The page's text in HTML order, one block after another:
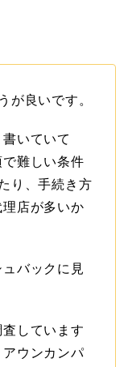
が良いです。
いていて
難しい条件
り、手続き方
店が多いか
バックに見
しています
ウンカンパ